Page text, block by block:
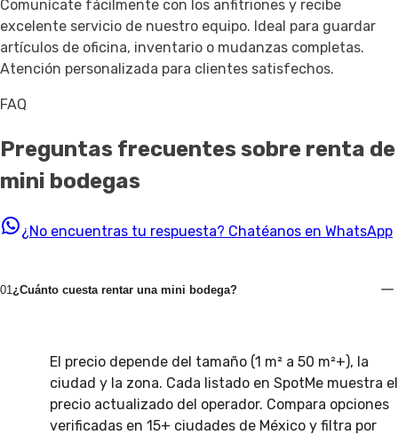
Comunícate fácilmente con los anfitriones y recibe
excelente servicio de nuestro equipo. Ideal para guardar
artículos de oficina, inventario o mudanzas completas.
Atención personalizada para clientes satisfechos.
FAQ
Preguntas frecuentes sobre renta de
mini bodegas
¿No encuentras tu respuesta? Chatéanos en WhatsApp
01 ¿Cuánto cuesta rentar una mini bodega?
El precio depende del tamaño (1 m² a 50 m²+), la
ciudad y la zona. Cada listado en SpotMe muestra el
precio actualizado del operador. Compara opciones
verificadas en 15+ ciudades de México y filtra por